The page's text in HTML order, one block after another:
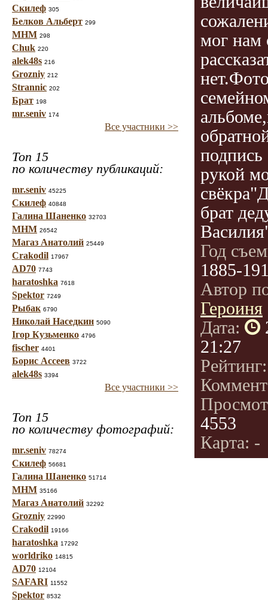
Скилеф 305
Белков Альберт 299
МНМ 298
Chuk 220
alek48s 216
Grozniy 212
Strannic 202
Брат 198
mr.seniv 174
Все участники >>
Топ 15
по количеству публикаций:
mr.seniv 45225
Скилеф 40848
Галина Шаненко 32703
МНМ 26542
Магаз Анатолий 25449
Crakodil 17967
AD70 7743
haratoshka 7618
Spektor 7249
Рыбак 6790
Николай Наседкин 5090
Ігор Кузьменко 4796
fischer 4401
Борис Ассеев 3722
alek48s 3394
Все участники >>
Топ 15
по количеству фотографий:
mr.seniv 78274
Скилеф 56681
Галина Шаненко 51714
МНМ 35166
Магаз Анатолий 32292
Grozniy 22990
Crakodil 19166
haratoshka 17292
worldriko 14815
AD70 12104
SAFARI 11552
Spektor 8532
мог нам
подпись
рукой
брат
Год
1885-
Автор
Героиня
Дата:
21:27
4553
Карта: -